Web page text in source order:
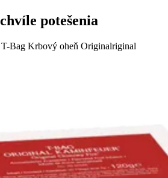
potešenia
Bag Krbový oheň Originalriginal